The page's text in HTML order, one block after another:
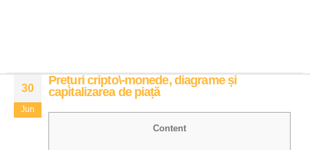
30
Jun
Prețuri cripto\-monede, diagrame și
capitalizarea de piață
Content